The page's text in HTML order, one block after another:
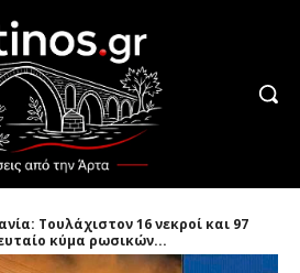
Τουλάχιστον 16 νεκροί και 97
κύμα ρωσικών...